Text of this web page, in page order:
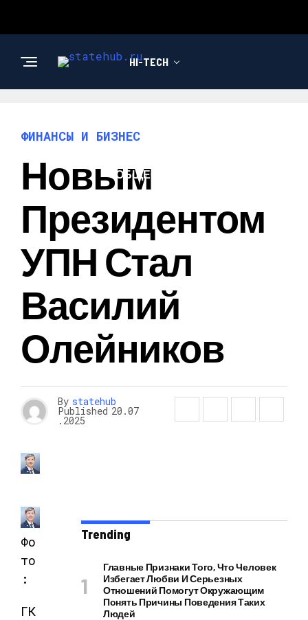
HI-TECH
ОБЩЕСТВО
ФИНАНСЫ И БИЗНЕС
Новым
Президентом
УПН Стал
Василий
Олейников
By statehub
Published 20.07
.2025
Фо
то
:
ГК
Trending
Главные Признаки Того, Что Человек
Избегает Любви И Серьезных
Отношений Помогут Окружающим
Понять Причины Поведения Таких
Людей